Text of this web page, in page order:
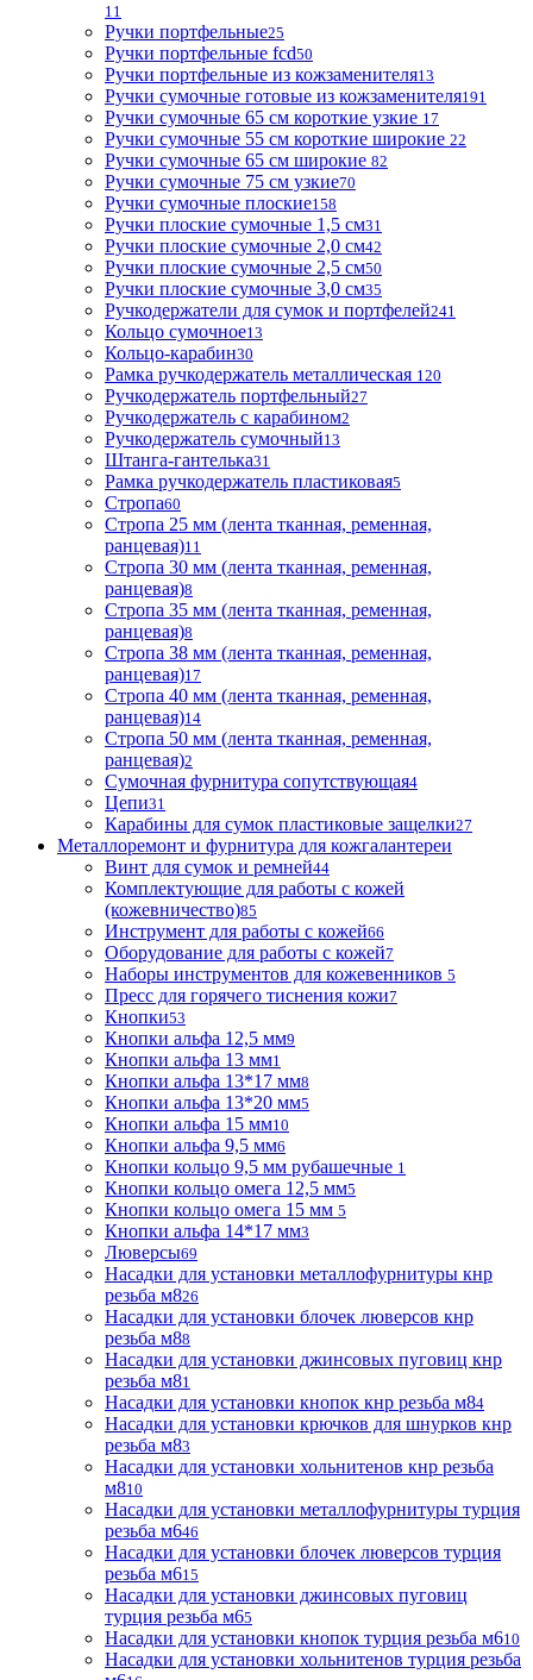
11
Ручки портфельные25
Ручки портфельные fcd50
Ручки портфельные из кожзаменителя13
Ручки сумочные готовые из кожзаменителя191
Ручки сумочные 65 см короткие узкие 17
Ручки сумочные 55 см короткие широкие 22
Ручки сумочные 65 см широкие 82
Ручки сумочные 75 см узкие70
Ручки сумочные плоские158
Ручки плоские сумочные 1,5 см31
Ручки плоские сумочные 2,0 см42
Ручки плоские сумочные 2,5 см50
Ручки плоские сумочные 3,0 см35
Ручкодержатели для сумок и портфелей241
Кольцо сумочное13
Кольцо-карабин30
Рамка ручкодержатель металлическая 120
Ручкодержатель портфельный27
Ручкодержатель с карабином2
Ручкодержатель сумочный13
Штанга-гантелька31
Рамка ручкодержатель пластиковая5
Стропа60
Стропа 25 мм (лента тканная, ременная,
ранцевая)11
Стропа 30 мм (лента тканная, ременная,
ранцевая)8
Стропа 35 мм (лента тканная, ременная,
ранцевая)8
Стропа 38 мм (лента тканная, ременная,
ранцевая)17
Стропа 40 мм (лента тканная, ременная,
ранцевая)14
Стропа 50 мм (лента тканная, ременная,
ранцевая)2
Сумочная фурнитура сопутствующая4
Цепи31
Карабины для сумок пластиковые защелки27
Металлоремонт и фурнитура для кожгалантереи
Винт для сумок и ремней44
Комплектующие для работы с кожей
(кожевничество)85
Инструмент для работы с кожей66
Оборудование для работы с кожей7
Наборы инструментов для кожевенников 5
Пресс для горячего тиснения кожи7
Кнопки53
Кнопки альфа 12,5 мм9
Кнопки альфа 13 мм1
Кнопки альфа 13*17 мм8
Кнопки альфа 13*20 мм5
Кнопки альфа 15 мм10
Кнопки альфа 9,5 мм6
Кнопки кольцо 9,5 мм рубашечные 1
Кнопки кольцо омега 12,5 мм5
Кнопки кольцо омега 15 мм 5
Кнопки альфа 14*17 мм3
Люверсы69
Насадки для установки металлофурнитуры кнр
резьба м826
Насадки для установки блочек люверсов кнр
резьба м88
Насадки для установки джинсовых пуговиц кнр
резьба м81
Насадки для установки кнопок кнр резьба м84
Насадки для установки крючков для шнурков кнр
резьба м83
Насадки для установки хольнитенов кнр резьба
м810
Насадки для установки металлофурнитуры турция
резьба м646
Насадки для установки блочек люверсов турция
резьба м615
Насадки для установки джинсовых пуговиц
турция резьба м65
Насадки для установки кнопок турция резьба м610
Насадки для установки хольнитенов турция резьба